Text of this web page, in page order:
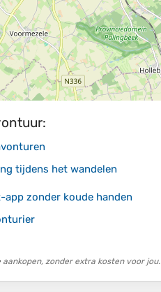
tijdens het wandelen
app zonder koude handen
zonder extra kosten voor jou.